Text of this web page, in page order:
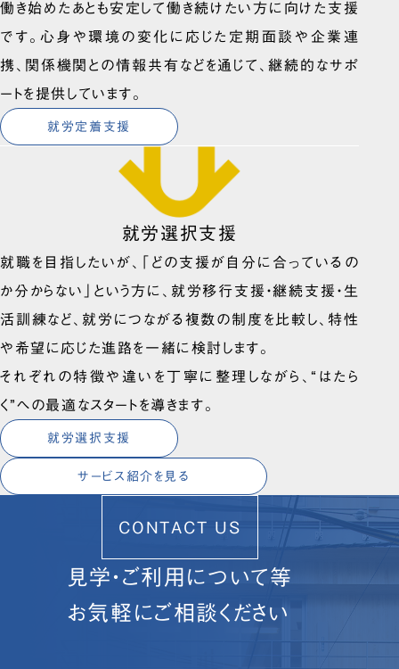
働き始めたあとも安定して働き続けたい方に向けた支援
です。心身や環境の変化に応じた定期面談や企業連
携、関係機関との情報共有などを通じて、継続的なサポ
ートを提供しています。
就労定着支援
就労選択支援
就職を目指したいが、「どの支援が自分に合っているの
か分からない」という方に、就労移行支援・継続支援・生
活訓練など、就労につながる複数の制度を比較し、特性
や希望に応じた進路を一緒に検討します。
それぞれの特徴や違いを丁寧に整理しながら、“はたら
く”への最適なスタートを導きます。
就労選択支援
サービス紹介を見る
CONTACT US
見学・ご利用について等
お気軽にご相談ください